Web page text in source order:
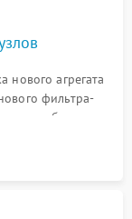
нового агрегата
фильтра-
обдува,
петель.